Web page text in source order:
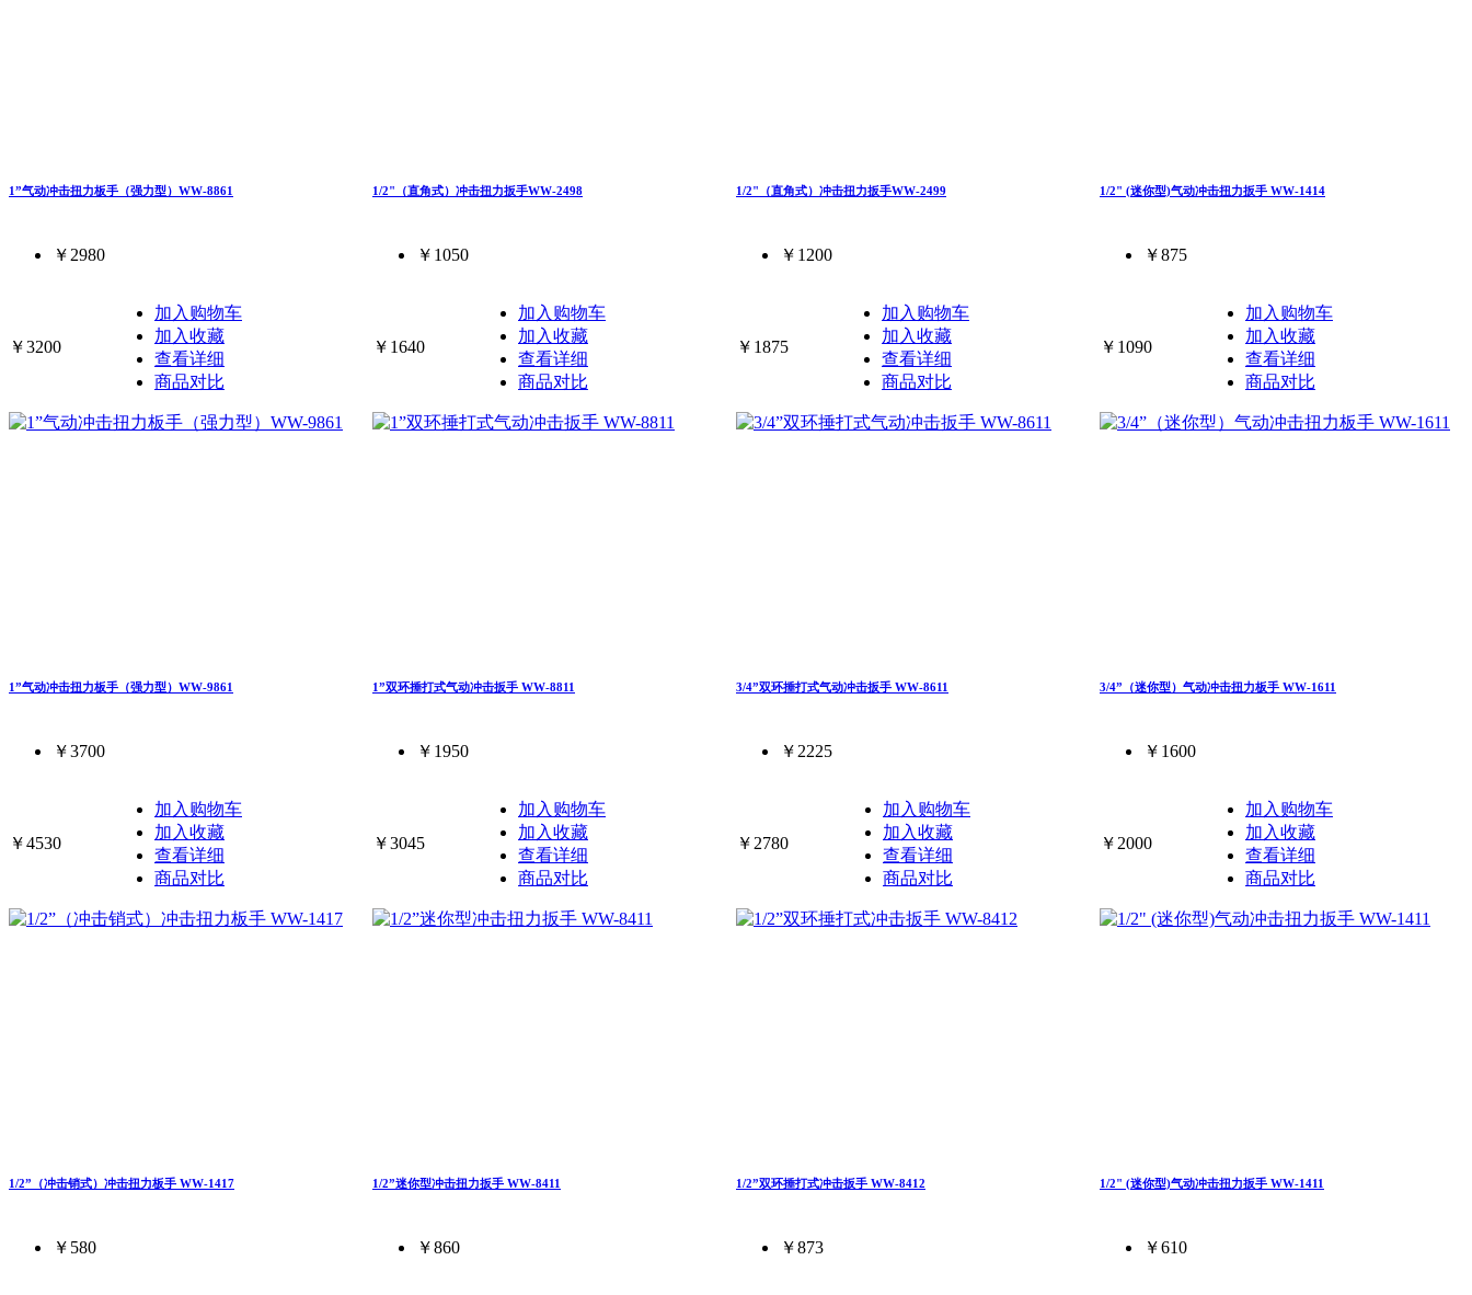
1”气动冲击扭力板手（强力型）WW-8861
￥2980
￥3200
加入购物车
加入收藏
查看详细
商品对比
1/2"（直角式）冲击扭力扳手WW-2498
￥1050
￥1640
加入购物车
加入收藏
查看详细
商品对比
1/2"（直角式）冲击扭力扳手WW-2499
￥1200
￥1875
加入购物车
加入收藏
查看详细
商品对比
1/2" (迷你型)气动冲击扭力扳手 WW-1414
￥875
￥1090
加入购物车
加入收藏
查看详细
商品对比
1”气动冲击扭力板手（强力型）WW-9861
￥3700
￥4530
加入购物车
加入收藏
查看详细
商品对比
1”双环捶打式气动冲击扳手 WW-8811
￥1950
￥3045
加入购物车
加入收藏
查看详细
商品对比
3/4”双环捶打式气动冲击扳手 WW-8611
￥2225
￥2780
加入购物车
加入收藏
查看详细
商品对比
3/4”（迷你型）气动冲击扭力板手 WW-1611
￥1600
￥2000
加入购物车
加入收藏
查看详细
商品对比
1/2”（冲击销式）冲击扭力板手 WW-1417
￥580
1/2”迷你型冲击扭力扳手 WW-8411
￥860
1/2”双环捶打式冲击扳手 WW-8412
￥873
1/2" (迷你型)气动冲击扭力扳手 WW-1411
￥610